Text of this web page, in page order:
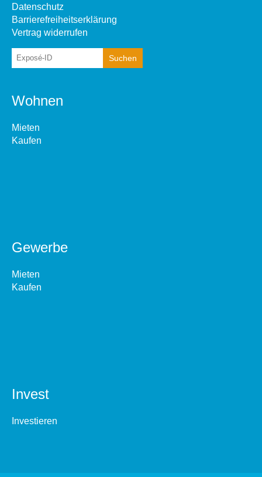
Datenschutz
Barrierefreiheitserklärung
Vertrag widerrufen
Wohnen
Mieten
Kaufen
Gewerbe
Mieten
Kaufen
Invest
Investieren